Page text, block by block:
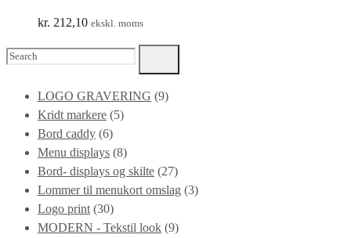
kr. 212,10 ekskl. moms
Search
LOGO GRAVERING (9)
Kridt markere (5)
Bord caddy (6)
Menu displays (8)
Bord- displays og skilte (27)
Lommer til menukort omslag (3)
Logo print (30)
MODERN - Tekstil look (9)